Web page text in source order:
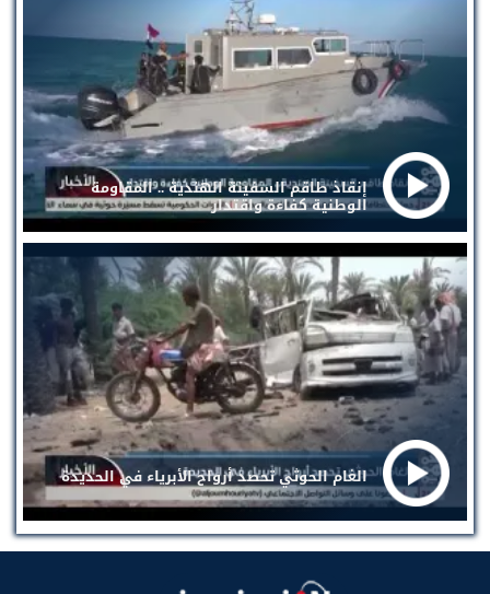
إنقاذ طاقم السفينة الهندية .. المقاومة
الوطنية كفاءة واقتدار
الغام الحوثي تحصد أرواح الأبرياء في الحديدة